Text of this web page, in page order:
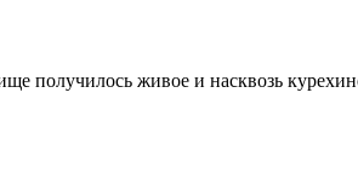
получилось живое и насквозь